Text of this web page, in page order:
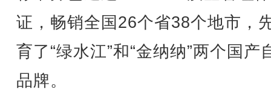
证，畅销全国26个省38个地市，
育了“绿水江”和“金纳纳”两个国产
品牌。